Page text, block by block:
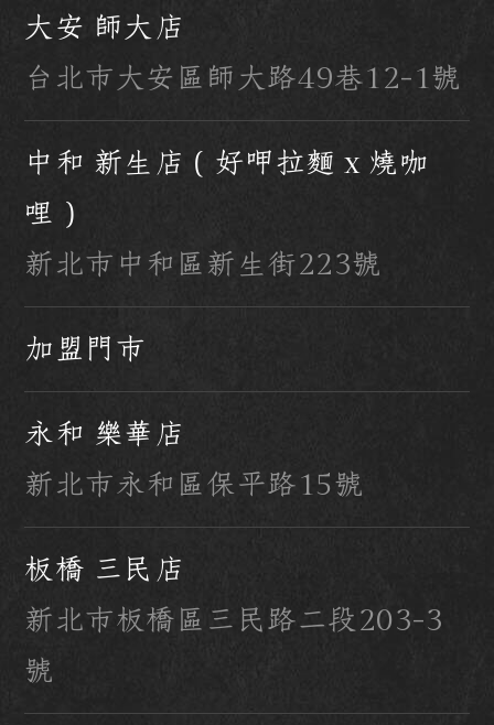
大安 師大店
台北市大安區師大路49巷12-1號
中和 新生店（好呷拉麵 x 燒咖
哩）
新北市中和區新生街223號
加盟門市
永和 樂華店
新北市永和區保平路15號
板橋 三民店
新北市板橋區三民路二段203-3
號